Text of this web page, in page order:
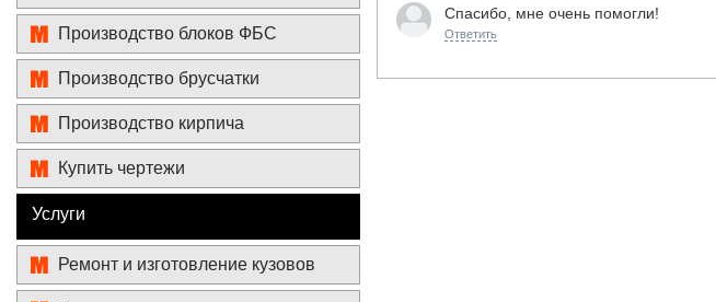
Производство блоков ФБС
Производство брусчатки
Производство кирпича
Купить чертежи
Услуги
Ремонт и изготовление кузовов
Спасибо, мне очень помогли!
Ответить